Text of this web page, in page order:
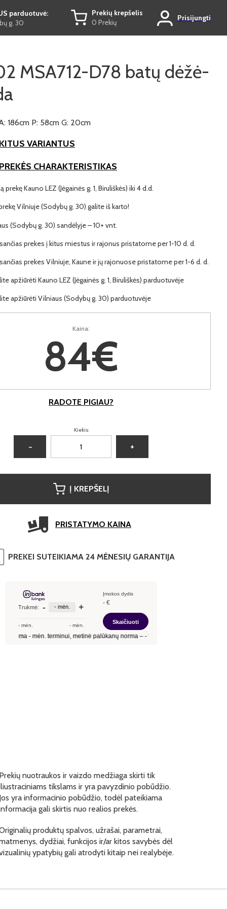
parduotuvė:
g. 30
Prekių krepšelis
0 Prekių
Prisijungti
MSA712-D78 batų dėžė-
186cm P: 58cm G: 20cm
VARIANTUS
CHARAKTERISTIKAS
prekę Kauno LEZ (Jėgainės g. 1, Biruliškės) iki 4 d.d.
Vilniuje (Sodybų g. 30) galite iš karto!
(Sodybų g. 30) sandėlyje – 10+ vnt.
prekes į kitus miestus ir rajonus pristatome per 1-10 d. d.
prekes Vilniuje, Kaune ir jų rajonuose pristatome per 1-6 d. d.
apžiūrėti Kauno LEZ (Jėgainės g. 1, Biruliškės) parduotuvėje
apžiūrėti Vilniaus (Sodybų g. 30) parduotuvėje
Kaina:
84€
RADOTE PIGIAU?
Kiekis:
− +
Į KREPŠELĮ
PRISTATYMO KAINA
PREKEI SUTEIKIAMA 24 MĖNESIŲ GARANTIJA
nuotraukos ir vaizdo medžiaga skirti tik
tikslams ir yra pavyzdinio pobūdžio.
yra informacinio pobūdžio, todėl pateikiama
gali skirtis nuo realios prekės.
produktų spalvos, užrašai, parametrai,
dydžiai, funkcijos ir/ar kitos savybės dėl
ypatybių gali atrodyti kitaip nei realybėje.